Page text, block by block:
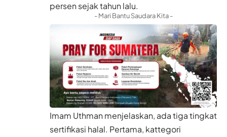
persen sejak tahun lalu.
- Mari Bantu Saudara Kita -
Imam Uthman menjelaskan, ada tiga tingkat
sertifikasi halal. Pertama, kattegori